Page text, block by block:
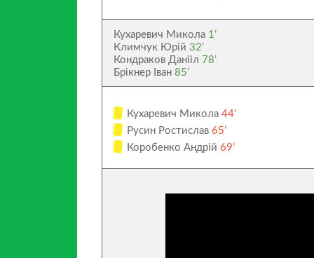
Кухаревич Микола 1’
Климчук Юрій32’
Кондраков Данііл 78’
Брікнер Іван85’
Кухаревич Микола 44’
Русин Ростислав 65’
Коробенко Андрій 69’